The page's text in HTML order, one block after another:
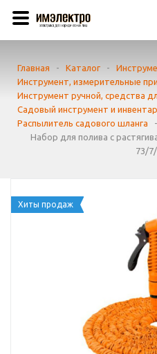
Главная - Каталог -
Инструмент, измерительные
Инструмент ручной, средства
Садовый инструмент и
Распылитель садового шланга
-
Набор для полива с
73/
Хиты продаж